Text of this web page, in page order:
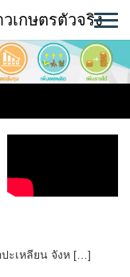
เกษตรตัวจริง
ปะเหลียน จังห […]